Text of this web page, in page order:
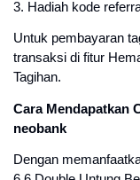
3. Hadiah kode
Untuk pembayaran
transaksi di fitur
Tagihan.
Cara Mendapatkan
neobank
Dengan